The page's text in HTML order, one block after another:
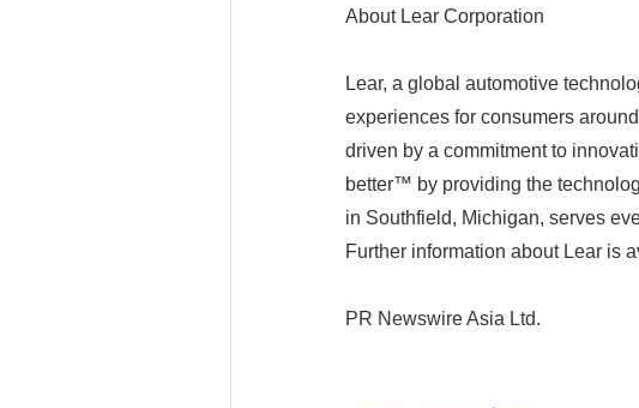
About Lear Corporation
Lear, a global automotive
experiences for consumers
driven by a commitment to
better™ by providing the
in Southfield, Michigan, serves
Further information about Lear is
PR Newswire Asia Ltd.